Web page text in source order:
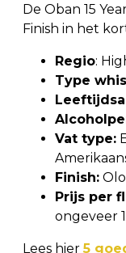
De Oban 15
Finish in het
Regio:
Type
Vat type:
Finish:
Prijs per
ongeveer
Lees hier5